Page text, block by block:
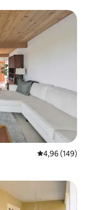
Évaluation
4,96 (149)